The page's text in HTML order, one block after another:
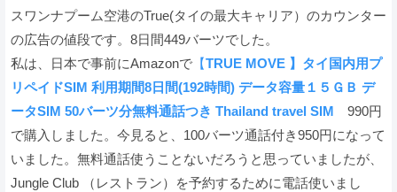
スワンナプーム空港のTrue(タイの最大キャリア）のカウンター
の広告の値段です。8日間449バーツでした。
私は、日本で事前にAmazonで 【TRUE MOVE 】タイ国内用プ
リペイドSIM 利用期間8日間(192時間) データ容量１５ＧＢ デ
ータSIM 50バーツ分無料通話つき Thailand travel SIM 990円
で購入しました。今見ると、100バーツ通話付き950円になって
いました。無料通話使うことないだろうと思っていましたが、
Jungle Club （レストラン）を予約するために電話使いまし